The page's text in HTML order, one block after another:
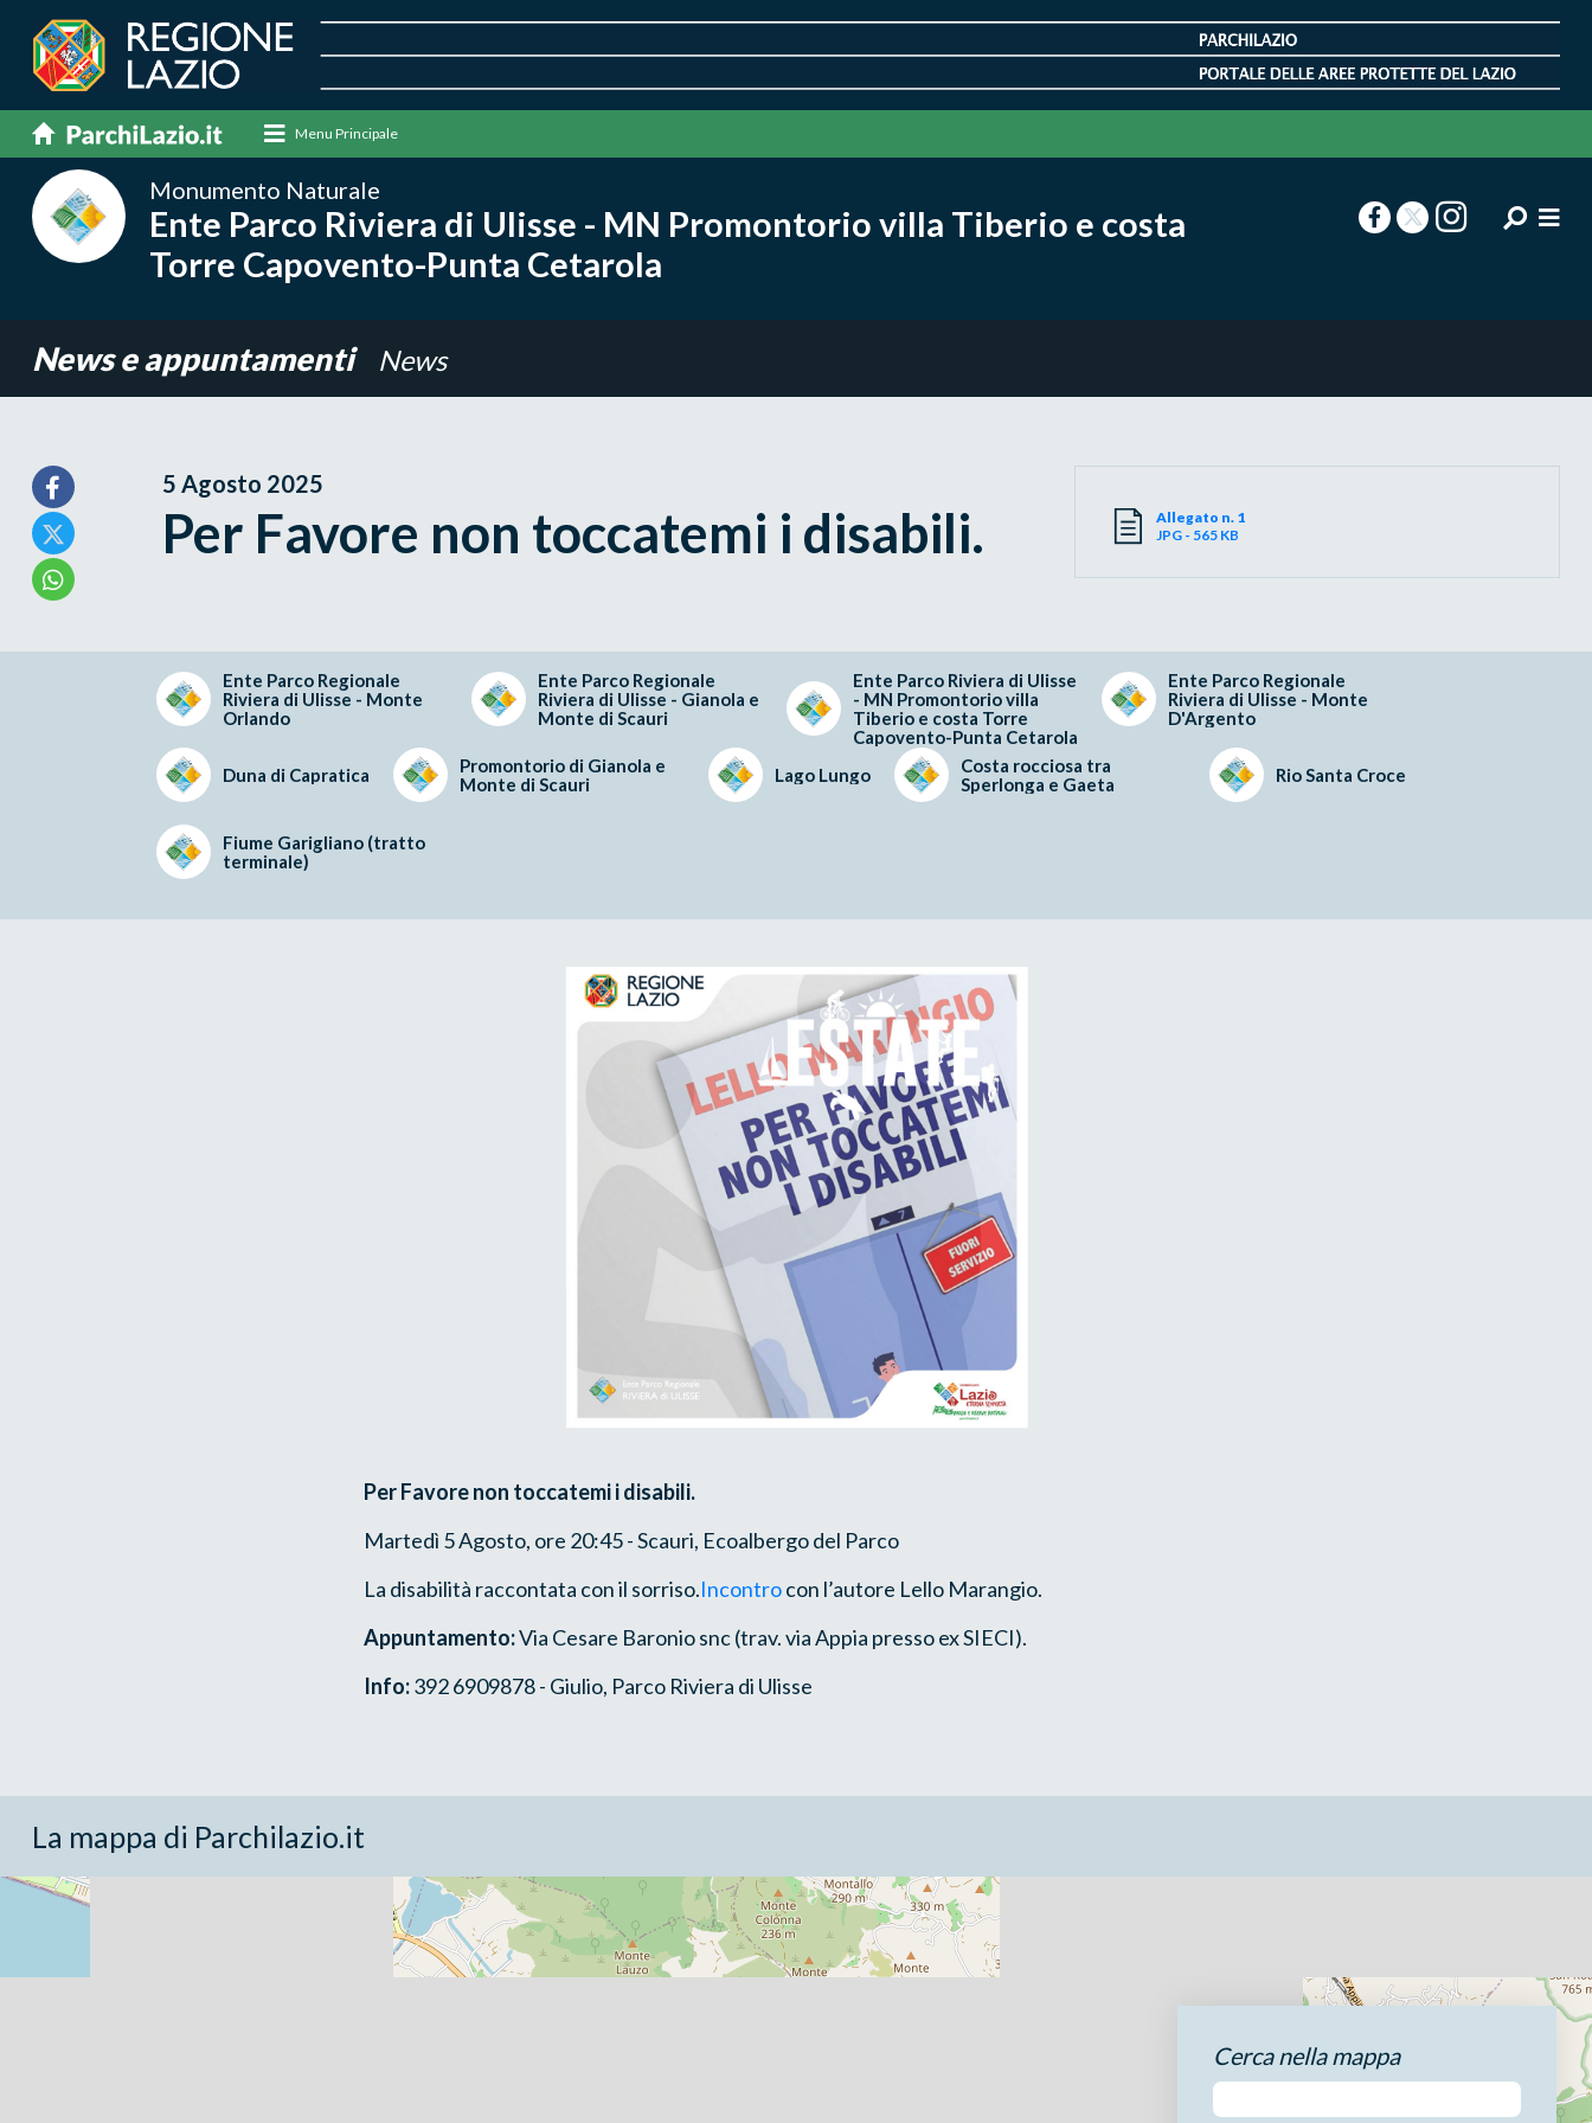
Menu Principale
Monumento Naturale
Ente Parco Riviera di Ulisse - MN Promontorio villa Tiberio e costa
Torre Capovento-Punta Cetarola
News e appuntamenti News
5 Agosto 2025
Per Favore non toccatemi i disabili.
Allegato n. 1
JPG - 565 KB
Ente Parco Regionale
Riviera di Ulisse - Monte
Orlando
Ente Parco Regionale
Riviera di Ulisse - Gianola e
Monte di Scauri
Ente Parco Riviera di Ulisse
- MN Promontorio villa
Tiberio e costa Torre
Capovento-Punta Cetarola
Ente Parco Regionale
Riviera di Ulisse - Monte
D'Argento
Duna di Capratica
Promontorio di Gianola e
Monte di Scauri
Lago Lungo
Costa rocciosa tra
Sperlonga e Gaeta
Rio Santa Croce
Fiume Garigliano (tratto
terminale)
Per Favore non toccatemi i disabili.
Martedì 5 Agosto, ore 20:45 - Scauri, Ecoalbergo del Parco
La disabilità raccontata con il sorriso.Incontrocon l’autore Lello Marangio.
Appuntamento:Via Cesare Baronio snc (trav. via Appia presso ex SIECI).
Info:392 6909878 - Giulio, Parco Riviera di Ulisse
La mappa di Parchilazio.it
Cerca nella mappa